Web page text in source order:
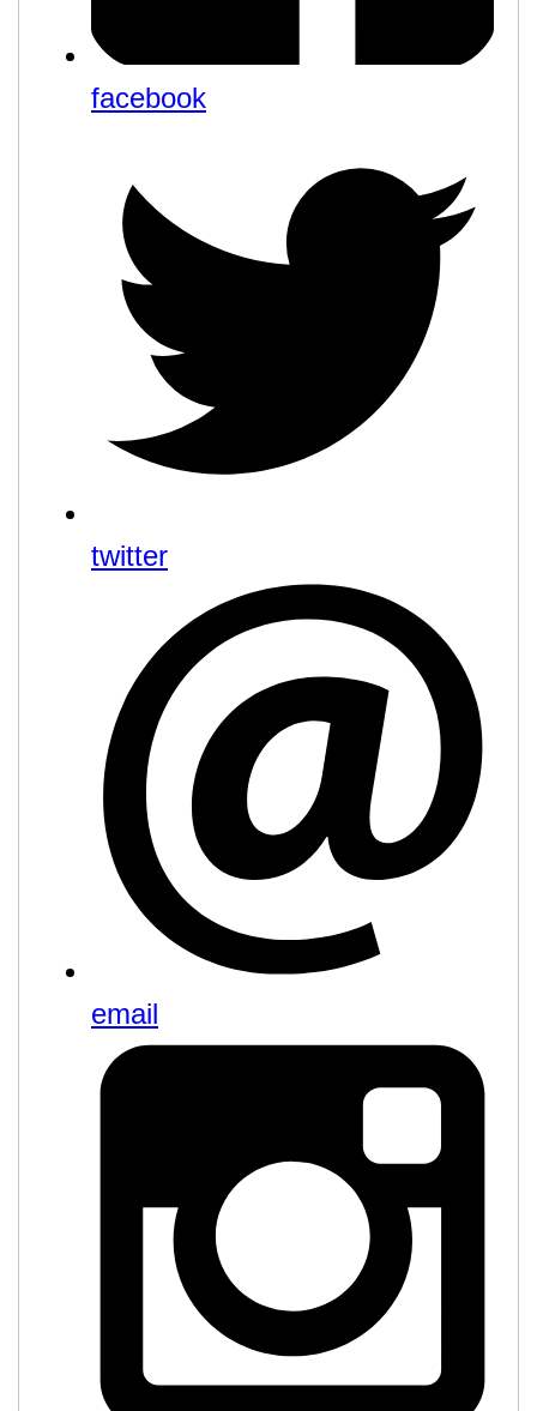
facebook
twitter
email